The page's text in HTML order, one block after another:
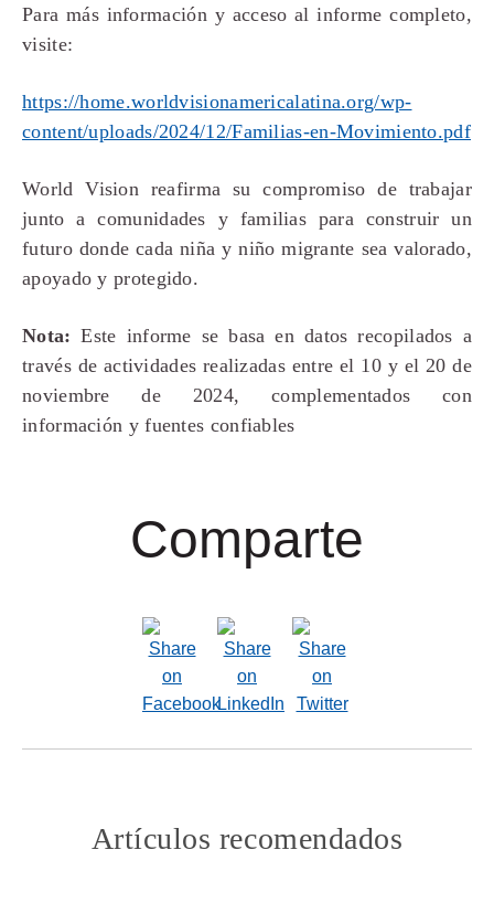
Para más información y acceso al informe completo,
visite:
https://home.worldvisionamericalatina.org/wp-
content/uploads/2024/12/Familias-en-Movimiento.pdf
World Vision reafirma su compromiso de trabajar
junto a comunidades y familias para construir un
futuro donde cada niña y niño migrante sea valorado,
apoyado y protegido.
Nota: Este informe se basa en datos recopilados a
través de actividades realizadas entre el 10 y el 20 de
noviembre de 2024, complementados con
información y fuentes confiables
Comparte
Artículos recomendados